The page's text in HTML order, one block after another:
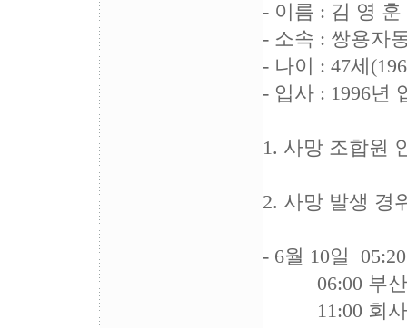
- 이름 : 김 영 훈
- 소속 : 쌍용자
- 나이 : 47세
- 입사 : 1996년
1. 사망 조합원
2. 사망 발생 경
- 6월 10일
06:00 부산에
11:00 회사가